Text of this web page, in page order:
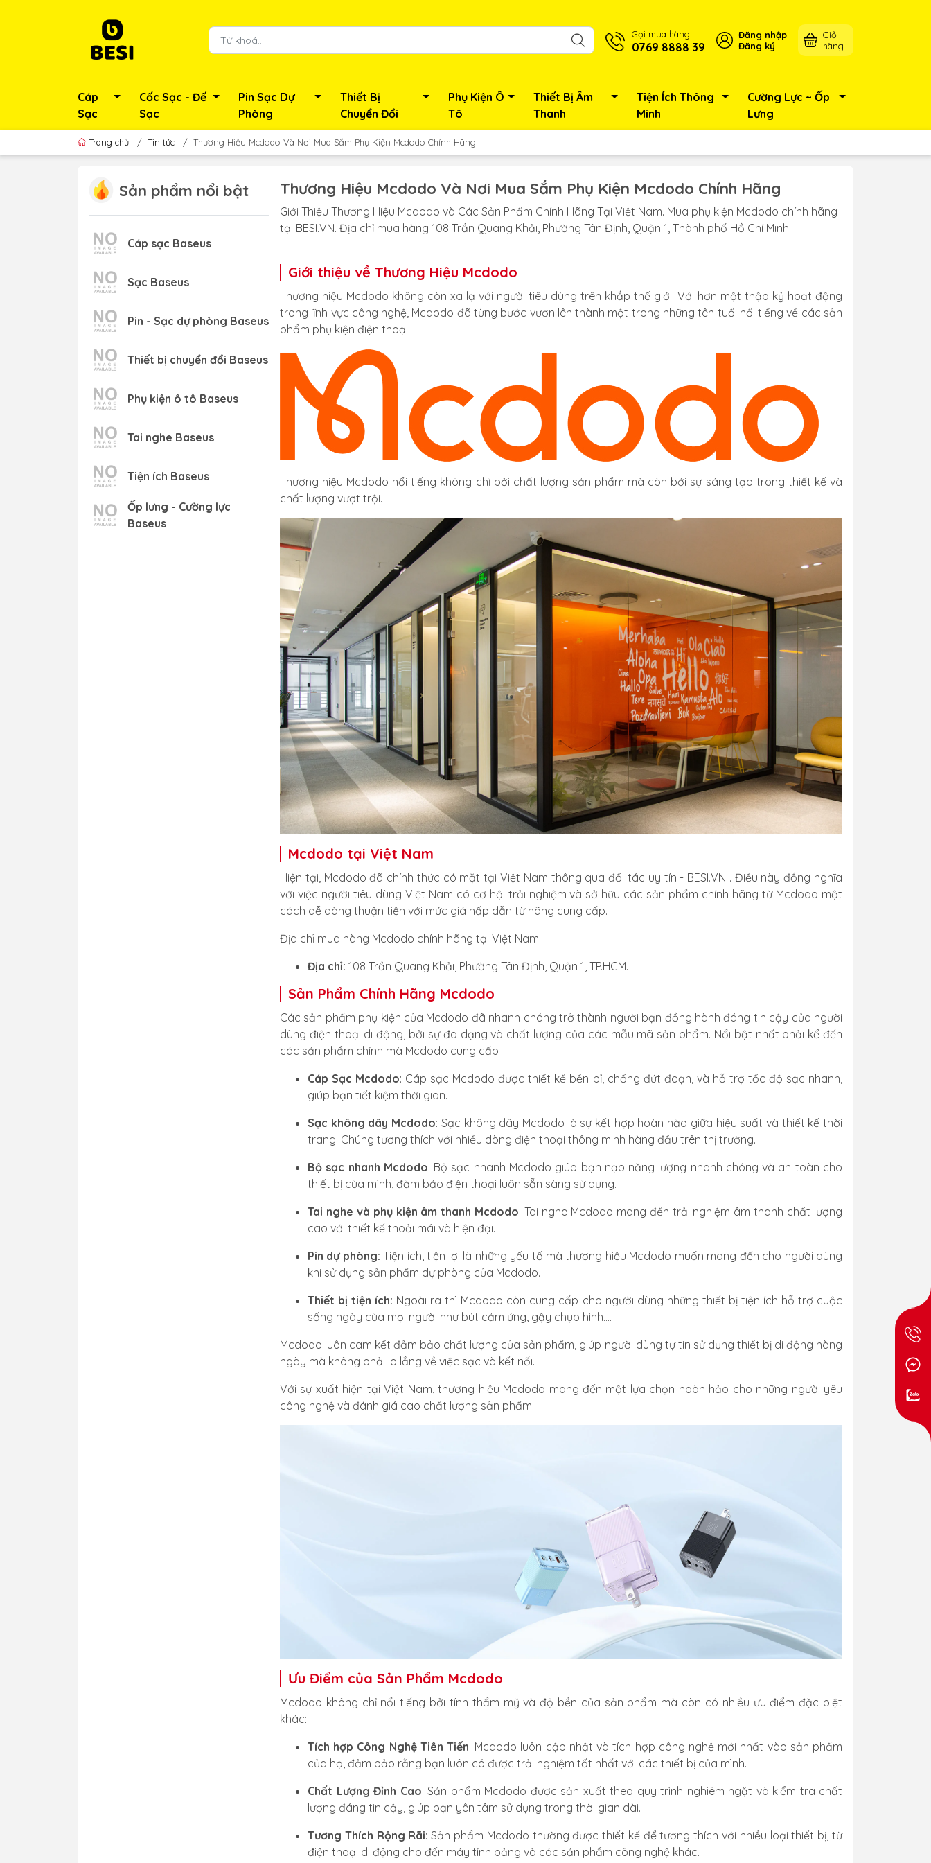
Gọi mua hàng
0769 8888 39
Đăng nhập
Đăng ký
Giỏ
hàng
Cáp
Sạc
Cốc Sạc - Đế
Sạc
Pin Sạc Dự
Phòng
Thiết Bị
Chuyển Đổi
Phụ Kiện Ô
Tô
Thiết Bị Âm
Thanh
Tiện Ích Thông
Minh
Cường Lực ~ Ốp
Lưng
Trang chủ / Tin tức / Thương Hiệu Mcdodo Và Nơi Mua Sắm Phụ Kiện Mcdodo Chính Hãng
Thương Hiệu Mcdodo Và Nơi Mua Sắm Phụ Kiện Mcdodo Chính Hãng
Giới Thiệu Thương Hiệu Mcdodo và Các Sản Phẩm Chính Hãng Tại Việt Nam. Mua phụ kiện Mcdodo chính hãng
tại BESI.VN. Địa chỉ mua hàng 108 Trần Quang Khải, Phường Tân Định, Quận 1, Thành phố Hồ Chí Minh.
Giới thiệu về Thương Hiệu Mcdodo
Thương hiệu Mcdodo không còn xa lạ với người tiêu dùng trên khắp thế giới. Với hơn một thập kỷ hoạt động
trong lĩnh vực công nghệ, Mcdodo đã từng bước vươn lên thành một trong những tên tuổi nổi tiếng về các sản
phẩm phụ kiện điện thoại.
Thương hiệu Mcdodo nổi tiếng không chỉ bởi chất lượng sản phẩm mà còn bởi sự sáng tạo trong thiết kế và
chất lượng vượt trội.
Mcdodo tại Việt Nam
Hiện tại, Mcdodo đã chính thức có mặt tại Việt Nam thông qua đối tác uy tín - BESI.VN . Điều này đồng nghĩa
với việc người tiêu dùng Việt Nam có cơ hội trải nghiệm và sở hữu các sản phẩm chính hãng từ Mcdodo một
cách dễ dàng thuận tiện với mức giá hấp dẫn từ hãng cung cấp.
Địa chỉ mua hàng Mcdodo chính hãng tại Việt Nam:
Địa chỉ: 108 Trần Quang Khải, Phường Tân Định, Quận 1, TP.HCM.
Sản Phẩm Chính Hãng Mcdodo
Các sản phẩm phụ kiện của Mcdodo đã nhanh chóng trở thành người bạn đồng hành đáng tin cậy của người
dùng điện thoại di động, bởi sự đa dạng và chất lượng của các mẫu mã sản phẩm. Nổi bật nhất phải kể đến
các sản phẩm chính mà Mcdodo cung cấp
Cáp Sạc Mcdodo: Cáp sạc Mcdodo được thiết kế bền bỉ, chống đứt đoạn, và hỗ trợ tốc độ sạc nhanh,
giúp bạn tiết kiệm thời gian.
Sạc không dây Mcdodo: Sạc không dây Mcdodo là sự kết hợp hoàn hảo giữa hiệu suất và thiết kế thời
trang. Chúng tương thích với nhiều dòng điện thoại thông minh hàng đầu trên thị trường.
Bộ sạc nhanh Mcdodo: Bộ sạc nhanh Mcdodo giúp bạn nạp năng lượng nhanh chóng và an toàn cho
thiết bị của mình, đảm bảo điện thoại luôn sẵn sàng sử dụng.
Tai nghe và phụ kiện âm thanh Mcdodo: Tai nghe Mcdodo mang đến trải nghiệm âm thanh chất lượng
cao với thiết kế thoải mái và hiện đại.
Pin dự phòng:Tiện ích, tiện lợi là những yếu tố mà thương hiệu Mcdodo muốn mang đến cho người dùng
khi sử dụng sản phẩm dự phòng của Mcdodo.
Thiết bị tiện ích: Ngoài ra thì Mcdodo còn cung cấp cho người dùng những thiết bị tiện ích hỗ trợ cuộc
sống ngày của mọi người như bút cảm ứng, gậy chụp hình....
Mcdodo luôn cam kết đảm bảo chất lượng của sản phẩm, giúp người dùng tự tin sử dụng thiết bị di động hàng
ngày mà không phải lo lắng về việc sạc và kết nối.
Với sự xuất hiện tại Việt Nam, thương hiệu Mcdodo mang đến một lựa chọn hoàn hảo cho những người yêu
công nghệ và đánh giá cao chất lượng sản phẩm.
Ưu Điểm của Sản Phẩm Mcdodo
Mcdodo không chỉ nổi tiếng bởi tính thẩm mỹ và độ bền của sản phẩm mà còn có nhiều ưu điểm đặc biệt
khác:
Tích hợp Công Nghệ Tiên Tiến: Mcdodo luôn cập nhật và tích hợp công nghệ mới nhất vào sản phẩm
của họ, đảm bảo rằng bạn luôn có được trải nghiệm tốt nhất với các thiết bị của mình.
Chất Lượng Đỉnh Cao: Sản phẩm Mcdodo được sản xuất theo quy trình nghiêm ngặt và kiểm tra chất
lượng đáng tin cậy, giúp bạn yên tâm sử dụng trong thời gian dài.
Tương Thích Rộng Rãi: Sản phẩm Mcdodo thường được thiết kế để tương thích với nhiều loại thiết bị, từ
điện thoại di động cho đến máy tính bảng và các sản phẩm công nghệ khác.
Sản phẩm nổi bật
Cáp sạc Baseus
Sạc Baseus
Pin - Sạc dự phòng Baseus
Thiết bị chuyển đổi Baseus
Phụ kiện ô tô Baseus
Tai nghe Baseus
Tiện ích Baseus
Ốp lưng - Cường lực
Baseus